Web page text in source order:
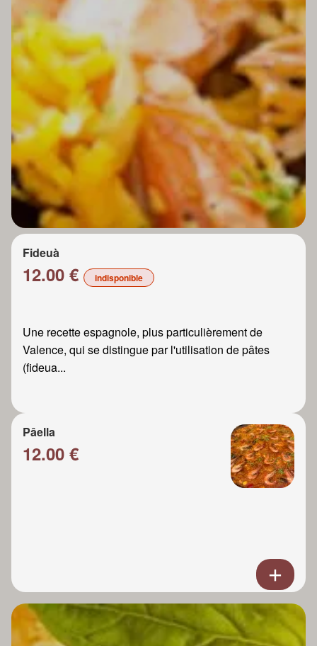
Fideuà
12.00 € indisponible
Une recette espagnole, plus particulièrement de
Valence, qui se distingue par l'utilisation de pâtes
(fideua...
Pâella
12.00 €